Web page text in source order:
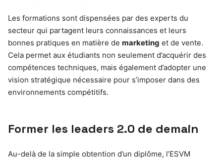
Les formations sont dispensées par des experts du
secteur qui partagent leurs connaissances et leurs
bonnes pratiques en matière de marketing et de vente.
Cela permet aux étudiants non seulement d’acquérir des
compétences techniques, mais également d’adopter une
vision stratégique nécessaire pour s’imposer dans des
environnements compétitifs.
Former les leaders 2.0 de demain
Au-delà de la simple obtention d’un diplôme, l’ESVM